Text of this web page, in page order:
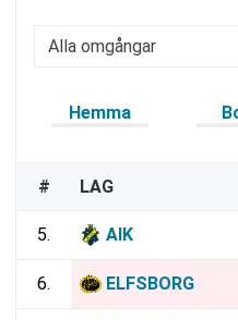
Hemma
# LAG
5. AIK
6. ELFSBORG